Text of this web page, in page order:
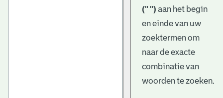
(" ") aan het begin
en einde van uw
zoektermen om
naar de exacte
combinatie van
woorden te zoeken.